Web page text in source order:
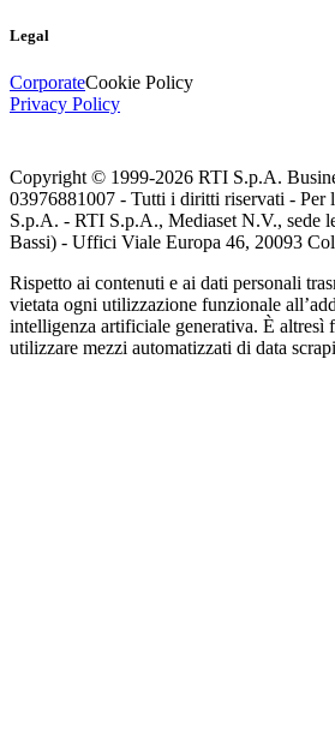
Legal
CorporateCookie Policy
Privacy Policy
Copyright © 1999-2026 RTI S.p.A.
03976881007 - Tutti i diritti riservati - Per
S.p.A. - RTI S.p.A., Mediaset N.V., sede
Bassi) - Uffici Viale Europa 46, 20093
Rispetto ai contenuti e ai dati personali
vietata ogni utilizzazione funzionale
intelligenza artificiale generativa. È altresì
utilizzare mezzi automatizzati di data